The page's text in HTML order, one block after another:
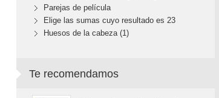
Parejas de película
Elige las sumas cuyo resultado es 23
Huesos de la cabeza (1)
Te recomendamos